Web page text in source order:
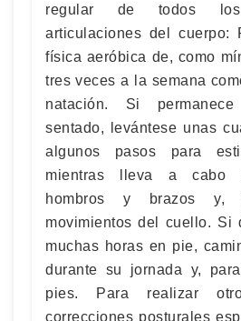
regular de todos
articulaciones del cuerpo:
física aeróbica de, como
tres veces a la semana
natación. Si
sentado, levántese unas
algunos pasos para
mientras lleva a cabo
hombros y brazos y,
movimientos del cuello. Si
muchas horas en pie,
durante su jornada y,
pies. Para realizar
correcciones posturales